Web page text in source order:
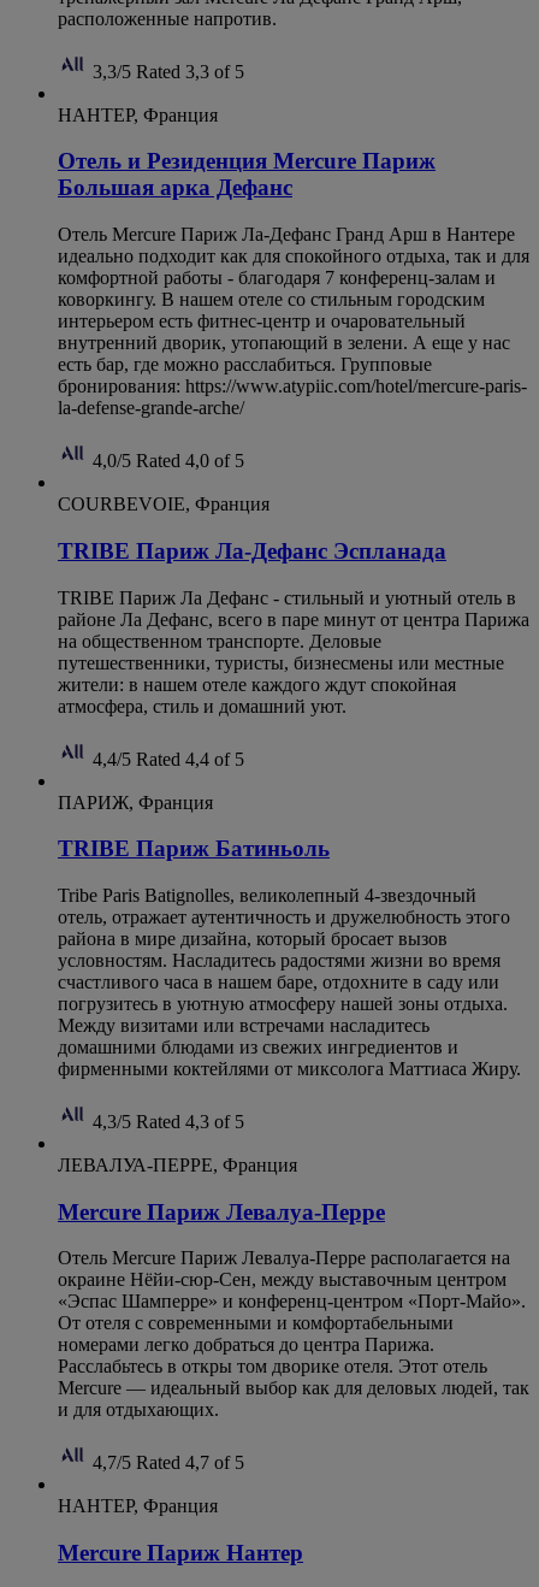
расположенные напротив.
3,3/5 Rated 3,3 of 5
НАНТЕР, Франция
Отель и Резиденция Mercure Париж
Большая арка Дефанс
Отель Mercure Париж Ла-Дефанс Гранд Арш в Нантере
идеально подходит как для спокойного отдыха, так и для
комфортной работы - благодаря 7 конференц-залам и
коворкингу. В нашем отеле со стильным городским
интерьером есть фитнес-центр и очаровательный
внутренний дворик, утопающий в зелени. А еще у нас
есть бар, где можно расслабиться. Групповые
бронирования: https://www.atypiic.com/hotel/mercure-paris-
la-defense-grande-arche/
4,0/5 Rated 4,0 of 5
COURBEVOIE, Франция
TRIBE Париж Ла-Дефанс Эспланада
TRIBE Париж Ла Дефанс - стильный и уютный отель в
районе Ла Дефанс, всего в паре минут от центра Парижа
на общественном транспорте. Деловые
путешественники, туристы, бизнесмены или местные
жители: в нашем отеле каждого ждут спокойная
атмосфера, стиль и домашний уют.
4,4/5 Rated 4,4 of 5
ПАРИЖ, Франция
TRIBE Париж Батиньоль
Tribe Paris Batignolles, великолепный 4-звездочный
отель, отражает аутентичность и дружелюбность этого
района в мире дизайна, который бросает вызов
условностям. Насладитесь радостями жизни во время
счастливого часа в нашем баре, отдохните в саду или
погрузитесь в уютную атмосферу нашей зоны отдыха.
Между визитами или встречами насладитесь
домашними блюдами из свежих ингредиентов и
фирменными коктейлями от миксолога Маттиаса Жиру.
4,3/5 Rated 4,3 of 5
ЛЕВАЛУА-ПЕРРЕ, Франция
Mercure Париж Левалуа-Перре
Отель Mercure Париж Левалуа-Перре располагается на
окраине Нёйи-сюр-Сен, между выставочным центром
«Эспас Шамперре» и конференц-центром «Порт-Майо».
От отеля с современными и комфортабельными
номерами легко добраться до центра Парижа.
Расслабьтесь в откры том дворике отеля. Этот отель
Mercure — идеальный выбор как для деловых людей, так
и для отдыхающих.
4,7/5 Rated 4,7 of 5
НАНТЕР, Франция
Mercure Париж Нантер